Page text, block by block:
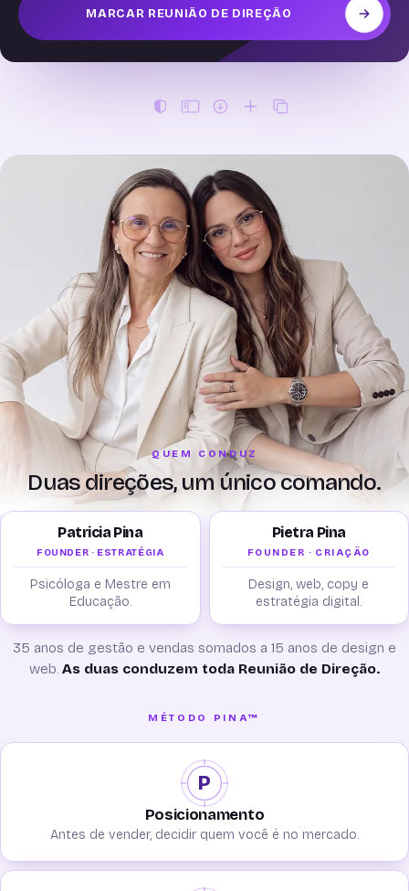
MARCAR REUNIÃO DE DIREÇÃO
QUEM CONDUZ
Duas direções, um único comando.
Patricia Pina
FOUNDER · ESTRATÉGIA
Psicóloga e Mestre em
Educação.
Pietra Pina
FOUNDER · CRIAÇÃO
Design, web, copy e
estratégia digital.
35 anos de gestão e vendas somados a 15 anos de design e
web. As duas conduzem toda Reunião de Direção.
MÉTODO PINA™
P
Posicionamento
Antes de vender, decidir quem você é no mercado.